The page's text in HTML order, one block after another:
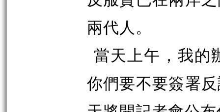
兩代人。
當天上午，我的
你們要不要簽署